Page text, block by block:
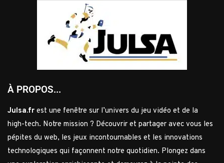
À PROPOS...
Julsa.fr est une fenêtre sur l’univers du jeu vidéo et de la
high-tech. Notre mission ? Découvrir et partager avec vous les
pépites du web, les jeux incontournables et les innovations
technologiques qui façonnent notre quotidien. Plongez dans